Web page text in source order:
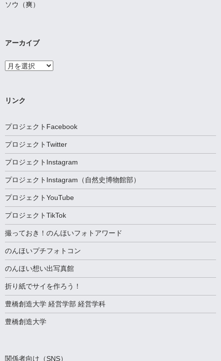
ソウ（爽）
アーカイブ
ア
ー
ブ
リンク
プロジェクトFacebook
プロジェクトTwitter
プロジェクトInstagram
プロジェクトInstagram（自然史博物館部）
プロジェクトYouTube
プロジェクトTikTok
撮っておき！のんほいフォトアワード
のんほいプチフォトコン
のんほい想い出写真館
折り紙でサイを作ろう！
豊橋創造大学 経営学部 経営学科
豊橋創造大学
関係者向け（SNS）